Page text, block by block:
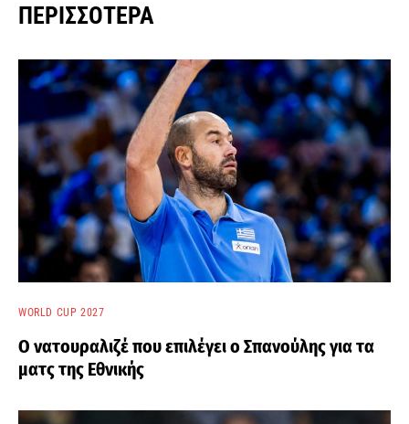
ΠΕΡΙΣΣΌΤΕΡΑ
WORLD CUP 2027
Ο νατουραλιζέ που επιλέγει ο Σπανούλης για τα
ματς της Εθνικής